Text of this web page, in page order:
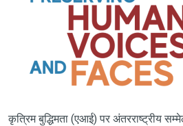
कृत्रिम बुद्धिमता (एआई) पर अंतरराष्ट्रीय